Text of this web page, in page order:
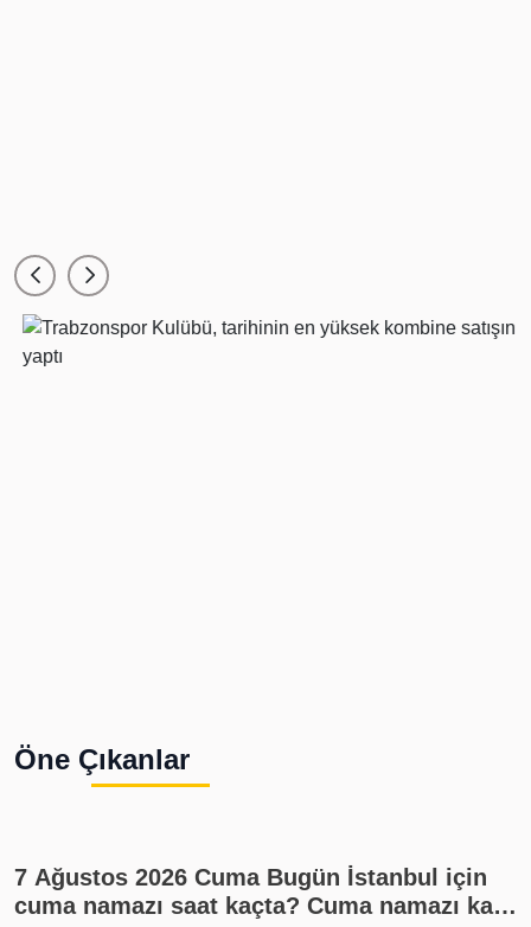
Öne Çıkanlar
7 Ağustos 2026 Cuma Bugün İstanbul için
cuma namazı saat kaçta? Cuma namazı kaç